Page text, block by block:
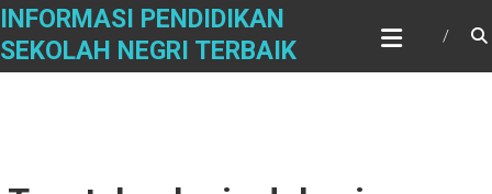
Skip
content
INFORMASI PENDIDIKAN
SEKOLAH NEGRI TERBAIK